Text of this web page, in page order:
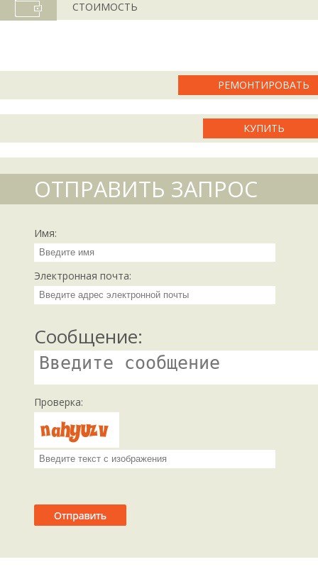
СТОИМОСТЬ
РЕМОНТИРОВАТЬ
КУПИТЬ
ОТПРАВИТЬ ЗАПРОС
Имя:
Электронная почта:
Сообщение:
Проверка: